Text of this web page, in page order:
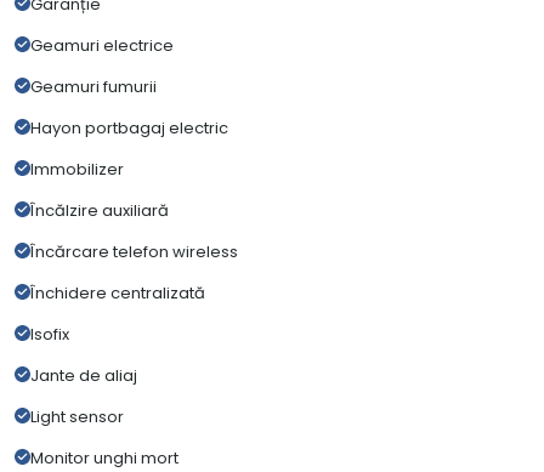
Geamuri electrice
Geamuri fumurii
Hayon portbagaj electric
Immobilizer
Încălzire auxiliară
Încărcare telefon wireless
Închidere centralizată
Isofix
Jante de aliaj
Light sensor
Monitor unghi mort